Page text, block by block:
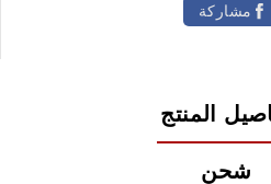
مشاركة
المنتج
شحن